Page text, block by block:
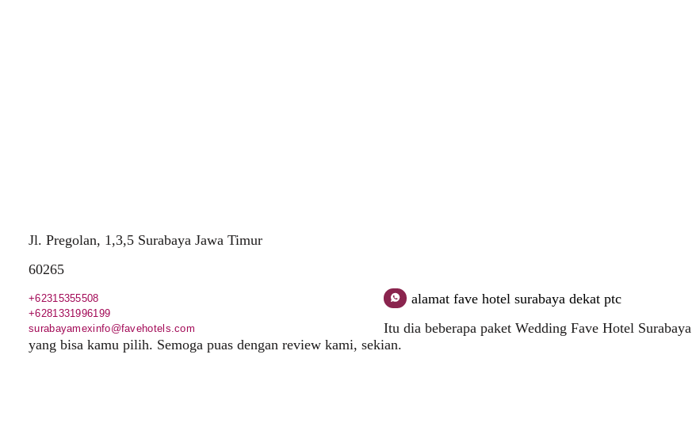
Jl. Pregolan, 1,3,5 Surabaya Jawa Timur
60265
+62315355508
+6281331996199
surabayamexinfo@favehotels.com
alamat fave hotel surabaya dekat ptc
Itu dia beberapa paket Wedding Fave Hotel Surabaya
yang bisa kamu pilih. Semoga puas dengan review kami, sekian.